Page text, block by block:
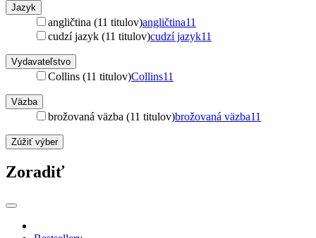
Jazyk
angličtina (11 titulov)angličtina11
cudzí jazyk (11 titulov)cudzí jazyk11
Vydavateľstvo
Collins (11 titulov)Collins11
Väzba
brožovaná väzba (11 titulov)brožovaná väzba11
Zúžiť výber
Zoradiť